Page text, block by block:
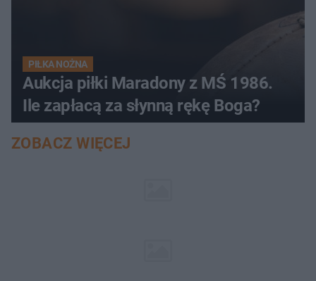
PIŁKA NOŻNA
Aukcja piłki Maradony z MŚ 1986.
Ile zapłacą za słynną rękę Boga?
ZOBACZ WIĘCEJ